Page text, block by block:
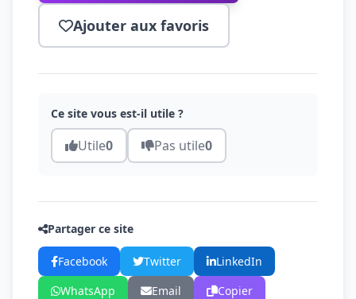
Ajouter aux favoris
Ce site vous est-il utile ?
Utile0 Pas utile0
Partager ce site
Facebook Twitter
LinkedIn
WhatsApp
Email Copier